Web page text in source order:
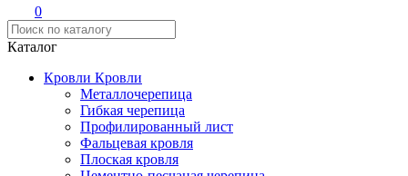
0
Каталог
Кровли Кровли
Металлочерепица
Гибкая черепица
Профилированный лист
Фальцевая кровля
Плоская кровля